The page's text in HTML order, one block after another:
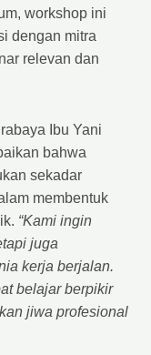
workshop ini
dengan mitra
relevan dan
Ibu Yani
bahwa
sekadar
membentuk
“Kami ingin
juga
kerja berjalan.
belajar berpikir
jiwa profesional